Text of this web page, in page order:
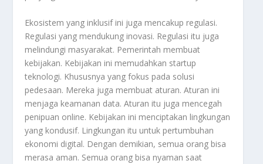
Ekosistem yang inklusif ini juga mencakup regulasi.
Regulasi yang mendukung inovasi. Regulasi itu juga
melindungi masyarakat. Pemerintah membuat
kebijakan. Kebijakan ini memudahkan startup
teknologi. Khususnya yang fokus pada solusi
pedesaan. Mereka juga membuat aturan. Aturan ini
menjaga keamanan data. Aturan itu juga mencegah
penipuan online. Kebijakan ini menciptakan lingkungan
yang kondusif. Lingkungan itu untuk pertumbuhan
ekonomi digital. Dengan demikian, semua orang bisa
merasa aman. Semua orang bisa nyaman saat